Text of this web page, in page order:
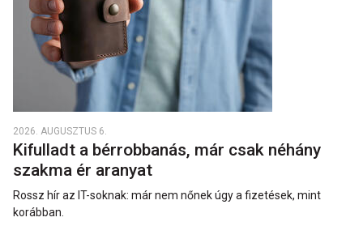
2026. AUGUSZTUS 6.
Kifulladt a bérrobbanás, már csak néhány
szakma ér aranyat
Rossz hír az IT-soknak: már nem nőnek úgy a fizetések, mint
korábban.